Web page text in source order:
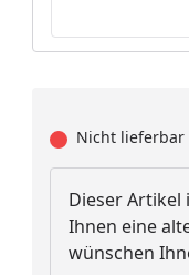
Nicht lieferbar
Dieser Artikel
Ihnen eine
wünschen